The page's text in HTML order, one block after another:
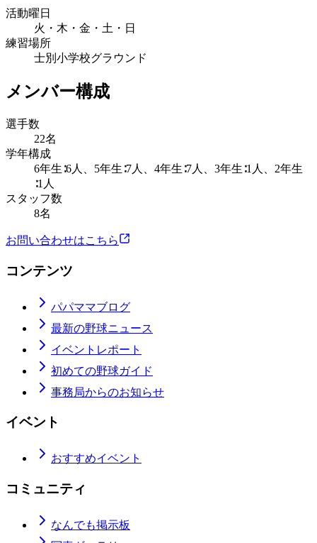
活動曜日
火・木・金・土・日
練習場所
士別小学校グラウンド
メンバー構成
選手数
22名
学年構成
6年生∶6人、5年生∶7人、4年生∶7人、3年生∶1人、2年生
∶1人
スタッフ数
8名
お問い合わせはこちら
コンテンツ
パパママブログ
最新の野球ニュース
イベントレポート
初めての野球ガイド
事務局からのお知らせ
イベント
おすすめイベント
コミュニティ
なんでも掲示板